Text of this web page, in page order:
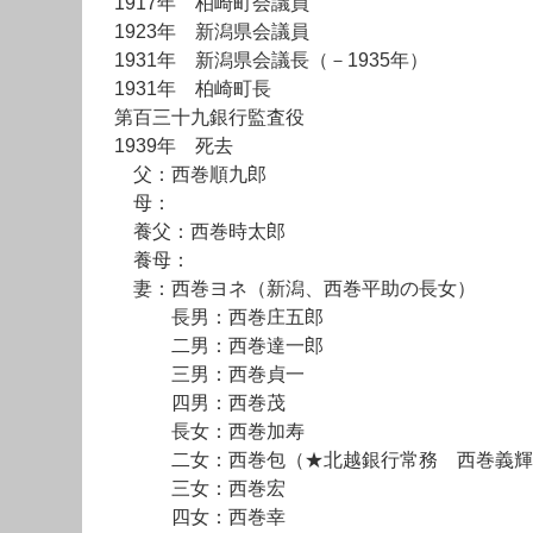
1923年 新潟県会議員
1931年 新潟県会議長（－1935年）
1931年 柏崎町長
第百三十九銀行監査役
1939年 死去
父：西巻順九郎
母：
養父：西巻時太郎
養母：
妻：西巻ヨネ（新潟、西巻平助の長女）
長男：西巻庄五郎
二男：西巻達一郎
三男：西巻貞一
四男：西巻茂
長女：西巻加寿
二女：西巻包（★北越銀行常務 西巻義輝
三女：西巻宏
四女：西巻幸